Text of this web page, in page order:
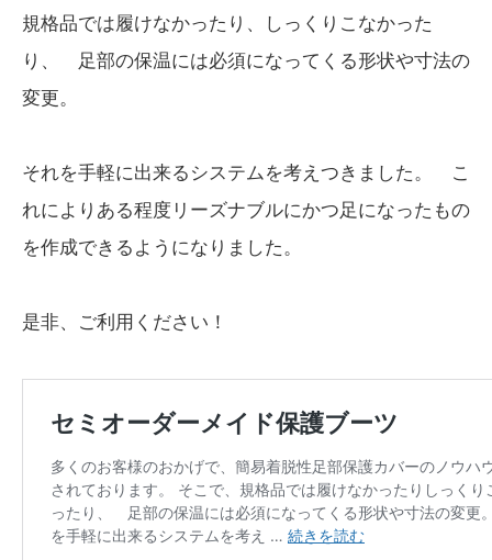
規格品では履けなかったり、しっくりこなかった
り、 足部の保温には必須になってくる形状や寸法の
変更。
それを手軽に出来るシステムを考えつきました。 こ
れによりある程度リーズナブルにかつ足になったもの
を作成できるようになりました。
是非、ご利用ください！